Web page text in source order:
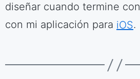
diseñar cuando termine con
con mi aplicación para iOS.